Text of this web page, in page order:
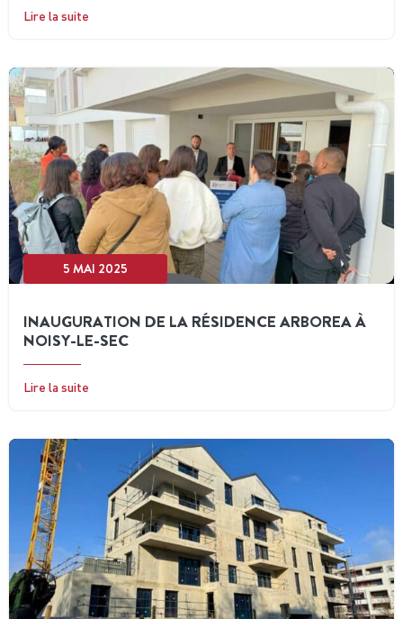
Lire la suite
5 MAI 2025
INAUGURATION DE LA RÉSIDENCE ARBOREA À
NOISY-LE-SEC
Lire la suite